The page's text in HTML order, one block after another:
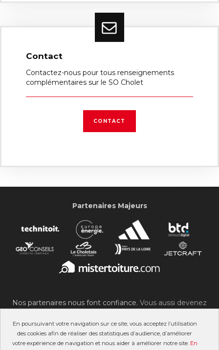
En poursuivant votre navigation sur ce site, vous acceptez l’utilisation
des cookies afin de réaliser des statistiques d’audience, d’améliorer
votre expérience de navigation et nous aider à améliorer notre site. En
Contact
Contactez-nous pour tous renseignements
complémentaires sur le SO Cholet
CONTACT
Partenaires Majeurs
Nos partenaires nous font confiance. Vous aussi devenez